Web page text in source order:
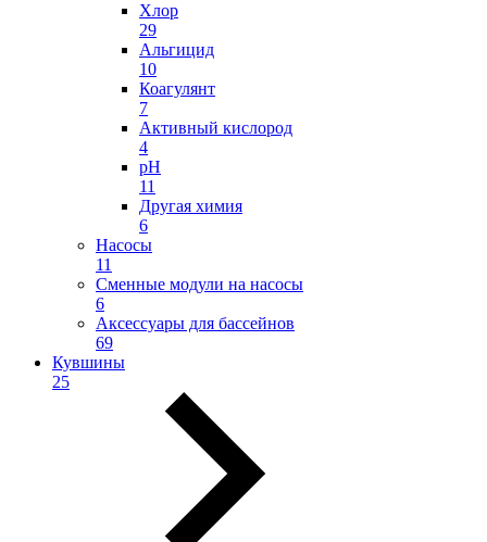
Хлор
29
Альгицид
10
Коагулянт
7
Активный кислород
4
pH
11
Другая химия
6
Насосы
11
Сменные модули на насосы
6
Аксессуары для бассейнов
69
Кувшины
25